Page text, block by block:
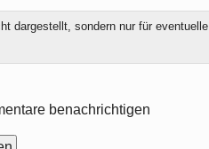
dargestellt, sondern nur für eventuelle
benachrichtigen